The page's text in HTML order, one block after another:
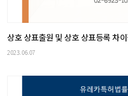
상호 상표출원 및 상호 상표등록 차
2023.06.07